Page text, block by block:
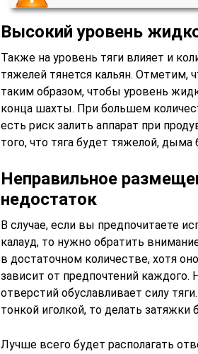
Высокий уровень
Также на уровень тяги влияет и
тяжелей тянется кальян. Отметим,
таким образом, чтобы уровень
конца шахты. При большем
есть риск залить аппарат при
того, что тяга будет тяжелой,
Неправильное
недостаток
В случае, если вы предпочитаете
калауд, то нужно обратить
в достаточном количестве, хотя
зависит от предпочтений
отверстий обуславливает силу
тонкой иголкой, то делать затяжки
Лучше всего будет располагать